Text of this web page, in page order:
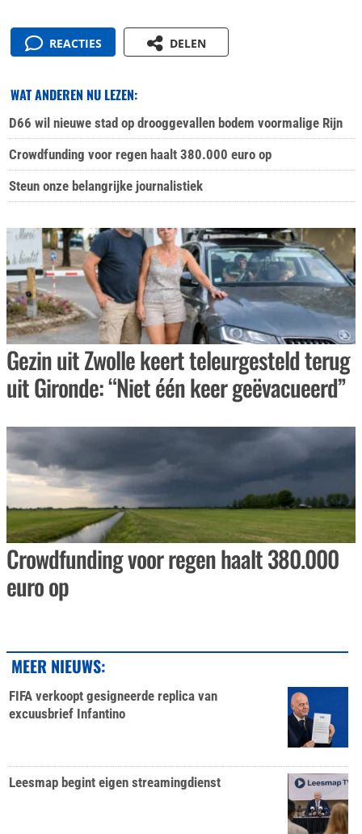
REACTIES DELEN
WAT ANDEREN NU LEZEN:
D66 wil nieuwe stad op drooggevallen bodem voormalige Rijn
Crowdfunding voor regen haalt 380.000 euro op
Steun onze belangrijke journalistiek
Gezin uit Zwolle keert teleurgesteld terug
uit Gironde: “Niet één keer geëvacueerd”
Crowdfunding voor regen haalt 380.000
euro op
MEER NIEUWS:
FIFA verkoopt gesigneerde replica van
excuusbrief Infantino
Leesmap begint eigen streamingdienst